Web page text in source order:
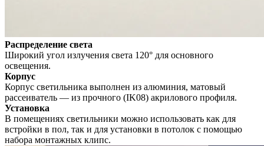
Распределение света
Широкий угол излучения света 120° для основного
освещения.
Корпус
Корпус светильника выполнен из алюминия, матовый
рассеиватель — из прочного (IK08) акрилового профиля.
Установка
В помещениях светильники можно использовать как для
встройки в пол, так и для установки в потолок с помощью
набора монтажных клипс.